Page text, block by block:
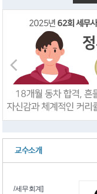
교수소개